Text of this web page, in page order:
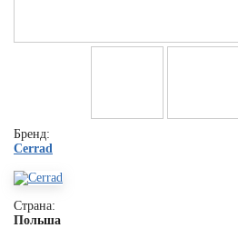
Бренд:
Cerrad
Страна:
Польша